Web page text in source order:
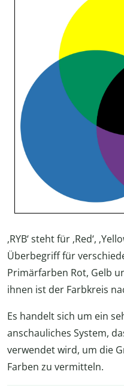
‚RYB‘ steht für ‚Red‘,
Überbegriff für
Primärfarben Rot, Gelb
ihnen ist der Farbkreis
Es handelt sich um ein
anschauliches System,
verwendet wird, um die
Farben zu vermitteln.